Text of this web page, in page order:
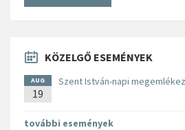
KÖZELGŐ ESEMÉNYEK
AUG
19
Szent István-napi
további események